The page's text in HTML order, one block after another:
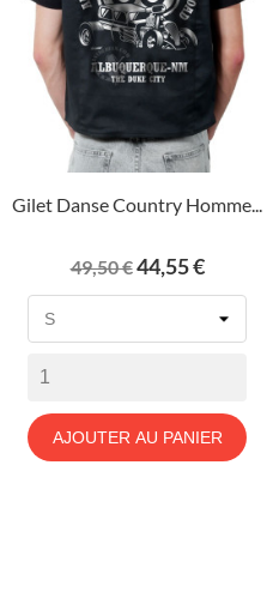
Gilet Danse Country Homme...
Prix
de
49,50 €Prix
44,55 €
AJOUTER AU PANIER